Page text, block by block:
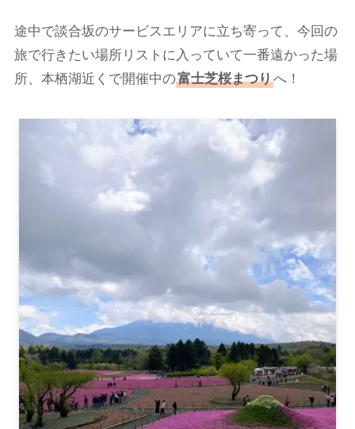
途中で談合坂のサービスエリアに立ち寄って、今回の
旅で行きたい場所リストに入っていて一番遠かった場
所、本栖湖近くで開催中の富士芝桜まつりへ！